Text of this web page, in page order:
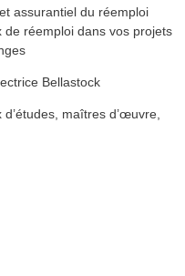
assurantiel du réemploi
réemploi dans vos projets
Bellastock
maîtres d’œuvre,